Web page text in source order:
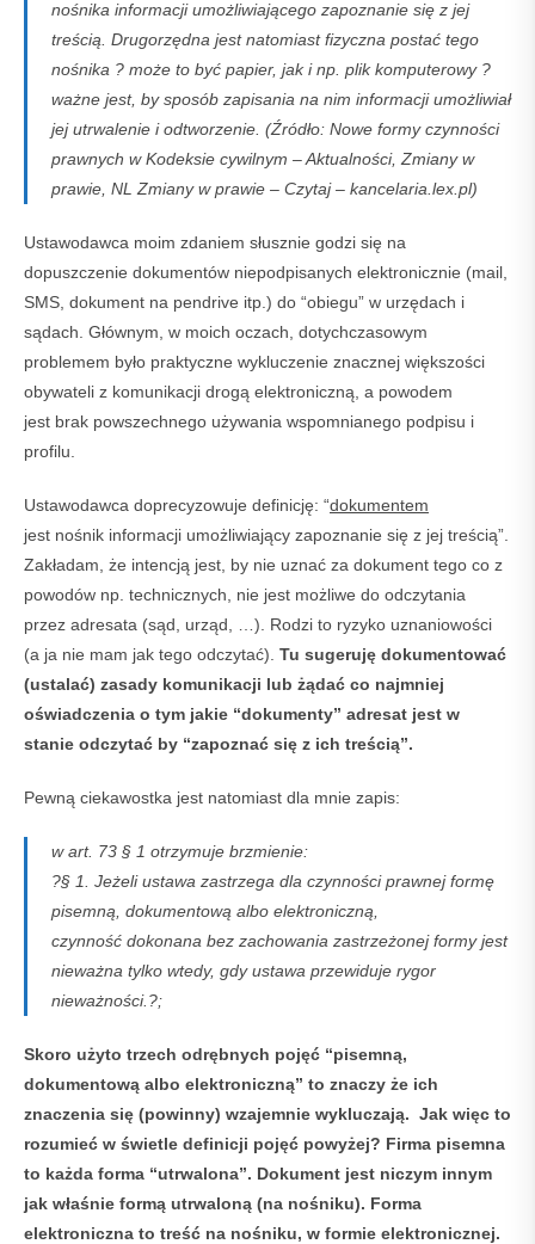
nośnika informacji umożliwiającego zapoznanie się z jej
treścią. Drugorzędna jest natomiast fizyczna postać tego
nośnika ? może to być papier, jak i np. plik komputerowy ?
ważne jest, by sposób zapisania na nim informacji umożliwiał
jej utrwalenie i odtworzenie. (Źródło: Nowe formy czynności
prawnych w Kodeksie cywilnym – Aktualności, Zmiany w
prawie, NL Zmiany w prawie – Czytaj – kancelaria.lex.pl)
Ustawodawca moim zdaniem słusznie godzi się na
dopuszczenie dokumentów niepodpisanych elektronicznie (mail,
SMS, dokument na pendrive itp.) do “obiegu” w urzędach i
sądach. Głównym, w moich oczach, dotychczasowym
problemem było praktyczne wykluczenie znacznej większości
obywateli z komunikacji drogą elektroniczną, a powodem
jest brak powszechnego używania wspomnianego podpisu i
profilu.
Ustawodawca doprecyzowuje definicję: “dokumentem
jest nośnik informacji umożliwiający zapoznanie się z jej treścią”.
Zakładam, że intencją jest, by nie uznać za dokument tego co z
powodów np. technicznych, nie jest możliwe do odczytania
przez adresata (sąd, urząd, …). Rodzi to ryzyko uznaniowości
(a ja nie mam jak tego odczytać). Tu sugeruję dokumentować
(ustalać) zasady komunikacji lub żądać co najmniej
oświadczenia o tym jakie “dokumenty” adresat jest w
stanie odczytać by “zapoznać się z ich treścią”.
Pewną ciekawostka jest natomiast dla mnie zapis:
w art. 73 § 1 otrzymuje brzmienie:
?§ 1. Jeżeli ustawa zastrzega dla czynności prawnej formę
pisemną, dokumentową albo elektroniczną,
czynność dokonana bez zachowania zastrzeżonej formy jest
nieważna tylko wtedy, gdy ustawa przewiduje rygor
nieważności.?;
Skoro użyto trzech odrębnych pojęć “pisemną,
dokumentową albo elektroniczną” to znaczy że ich
znaczenia się (powinny) wzajemnie wykluczają. Jak więc to
rozumieć w świetle definicji pojęć powyżej? Firma pisemna
to każda forma “utrwalona”. Dokument jest niczym innym
jak właśnie formą utrwaloną (na nośniku). Forma
elektroniczna to treść na nośniku, w formie elektronicznej.